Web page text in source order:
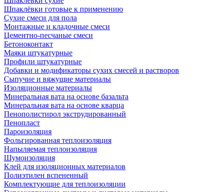
Шпаклёвки готовые к применению
Сухие смеси для пола
Монтажные и кладочные смеси
Цементно-песчаные смеси
Бетоноконтакт
Маяки штукатурные
Профили штукатурные
Добавки и модификаторы сухих смесей и растворов
Сыпучие и вяжущие материалы
Изоляционные материалы
Минеральная вата на основе базальта
Минеральная вата на основе кварца
Пенополистирол экструдированный
Пенопласт
Пароизоляция
Фольгированная теплоизоляция
Напыляемая теплоизоляция
Шумоизоляция
Клей для изоляционных материалов
Полиэтилен вспененный
Комплектующие для теплоизоляции